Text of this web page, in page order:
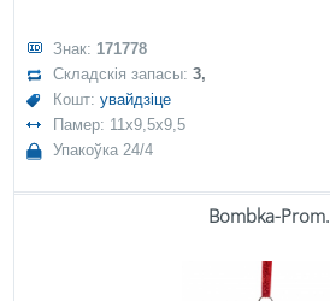
Знак: 171778
Складскія запасы:3,
Кошт:увайдзіце
Памер: 11x9,5x9,5
Упакоўка 24/4
Bombka-Prom.